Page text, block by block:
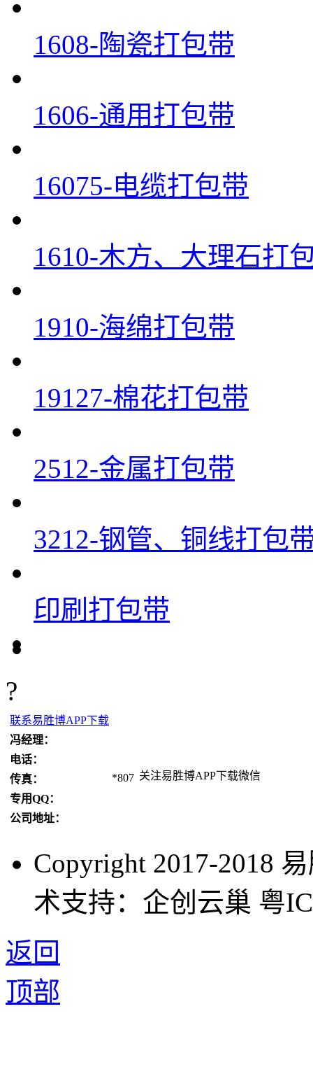
1608-陶瓷打包带
1606-通用打包带
16075-电缆打包带
1610-木方、大理石打
1910-海绵打包带
19127-棉花打包带
2512-金属打包带
3212-钢管、铜线打包
印刷打包带
?
联系易胜博APP下载
冯经理：
电话：
传真：
*807
专用QQ：
公司地址：
关注易胜博APP下载微信
Copyright 2017-2018
术支持：企创云巢 粤
返回
顶部